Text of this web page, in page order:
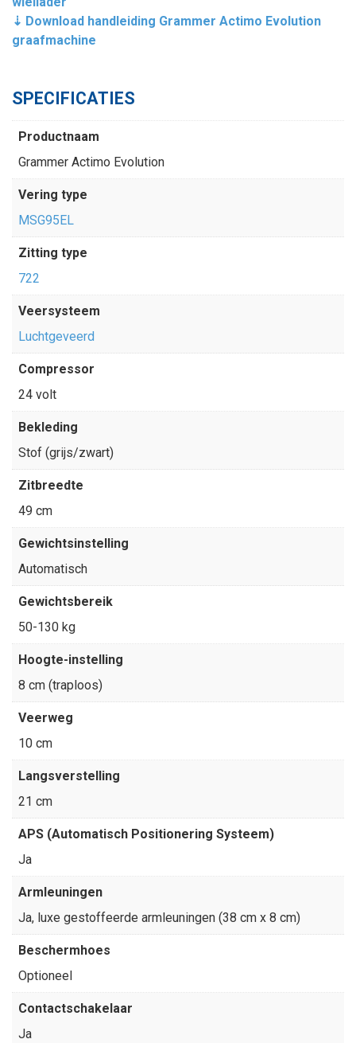
⇣ Download handleiding Grammer Actimo Evolution
graafmachine
SPECIFICATIES
Productnaam
Grammer Actimo Evolution
Vering type
MSG95EL
Zitting type
722
Veersysteem
Luchtgeveerd
Compressor
24 volt
Bekleding
Stof (grijs/zwart)
Zitbreedte
49 cm
Gewichtsinstelling
Automatisch
Gewichtsbereik
50-130 kg
Hoogte-instelling
8 cm (traploos)
Veerweg
10 cm
Langsverstelling
21 cm
APS (Automatisch Positionering Systeem)
Ja
Armleuningen
Ja, luxe gestoffeerde armleuningen (38 cm x 8 cm)
Beschermhoes
Optioneel
Contactschakelaar
Ja